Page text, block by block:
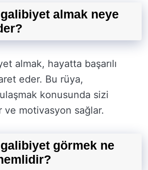
almak neye
almak, hayatta başarılı
eder. Bu rüya,
konusunda sizi
ve motivasyon sağlar.
görmek ne